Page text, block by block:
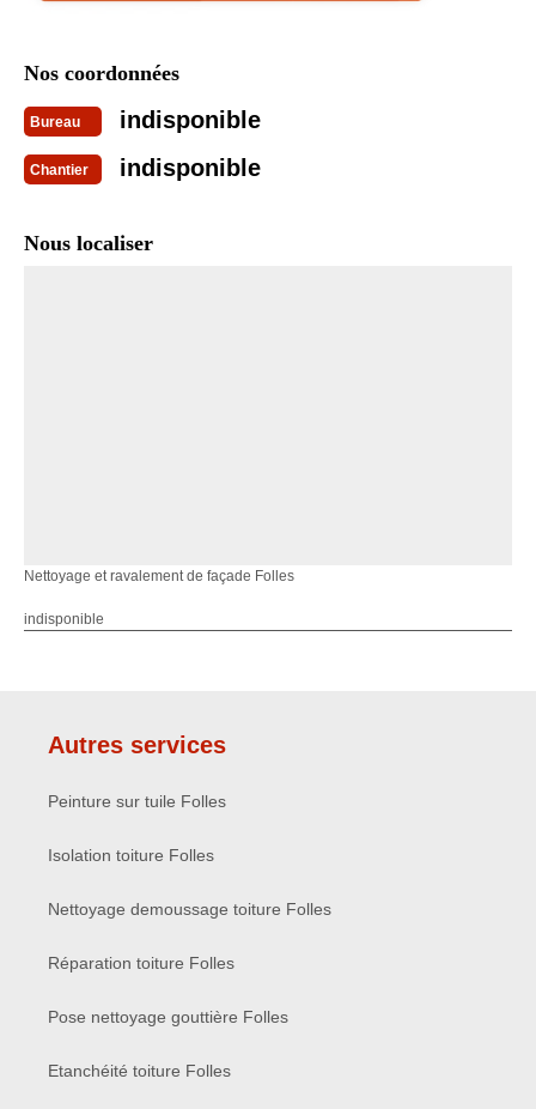
Nos coordonnées
Bureau indisponible
Chantier indisponible
Nous localiser
Nettoyage et ravalement de façade Folles
indisponible
Autres services
Peinture sur tuile Folles
Isolation toiture Folles
Nettoyage demoussage toiture Folles
Réparation toiture Folles
Pose nettoyage gouttière Folles
Etanchéité toiture Folles